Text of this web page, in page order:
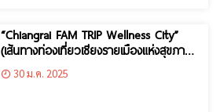
“Chiangrai FAM TRIP Wellness City”
(เส้นทางท่องเที่ยวเชียงรายเมืองแห่งสุขภาพ
2 วัน 1 คืน) ..สายรักสุขภาพห้ามพลาด!!
30 ม.ค. 2025